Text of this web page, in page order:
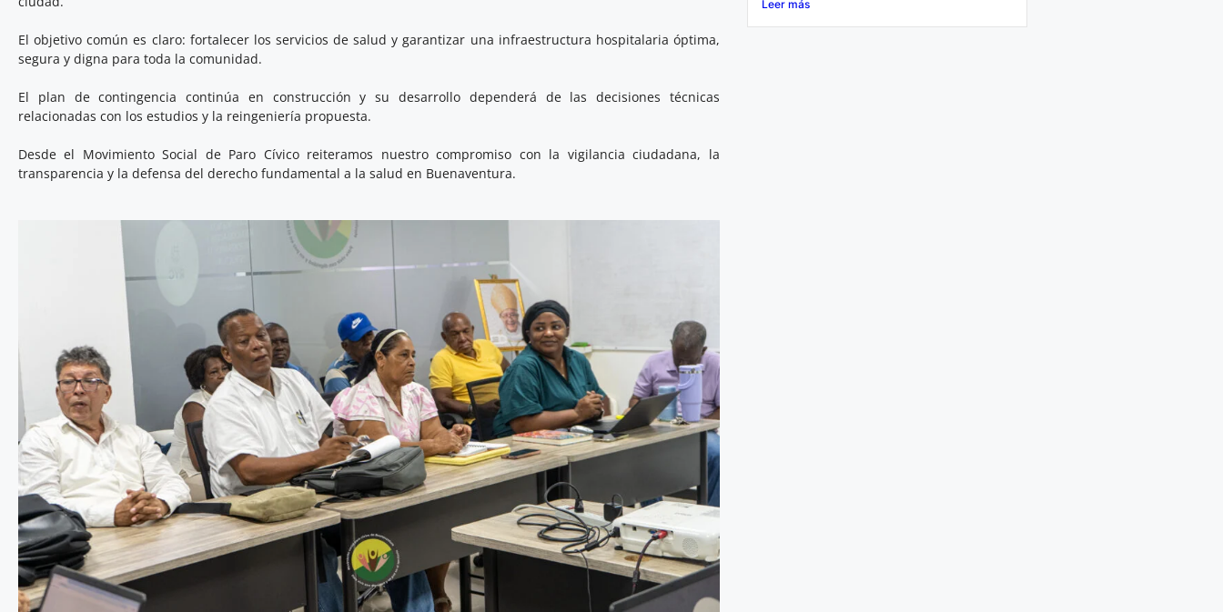
El objetivo común es claro: fortalecer los servicios de salud y garantizar una infraestructura hospitalaria óptima,
segura y digna para toda la comunidad.
El plan de contingencia continúa en construcción y su desarrollo dependerá de las decisiones técnicas
relacionadas con los estudios y la reingeniería propuesta.
Desde el Movimiento Social de Paro Cívico reiteramos nuestro compromiso con la vigilancia ciudadana, la
transparencia y la defensa del derecho fundamental a la salud en Buenaventura.
Leer más